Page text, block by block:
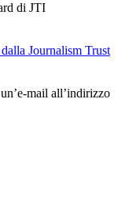
di JTI
Journalism Trust
mail all’indirizzo